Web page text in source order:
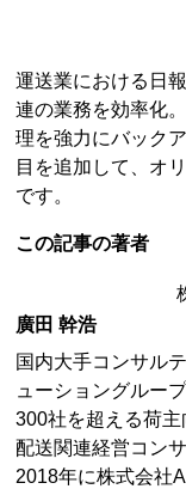
運送業における日
連の業務を効率化
理を強力にバック
目を追加して、オ
です。
この記事の著者
廣田 幹浩
国内大手コンサル
ューショングルー
300社を超える荷主
配送関連経営コン
2018年に株式会社